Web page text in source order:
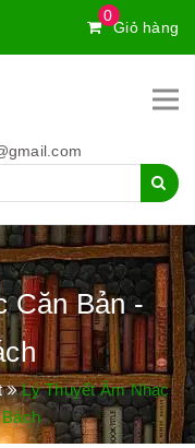
0
Giỏ hàng
Căn Bản -
Lý Thuyết Âm Nhạc